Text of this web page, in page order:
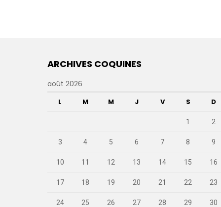
ARCHIVES COQUINES
août 2026
L M M J V S D
1 2
3 4 5 6 7 8 9
10 11 12 13 14 15 16
17 18 19 20 21 22 23
24 25 26 27 28 29 30